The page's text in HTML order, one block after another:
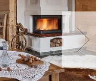
OGRODU